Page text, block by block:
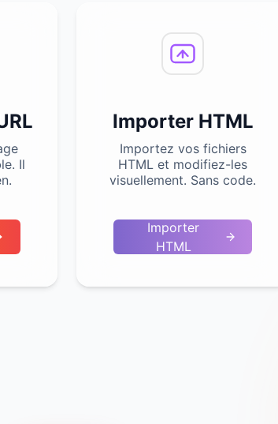
Il
Importer HTML
Importez vos fichiers
HTML et modifiez-les
visuellement. Sans code.
Importer
HTML